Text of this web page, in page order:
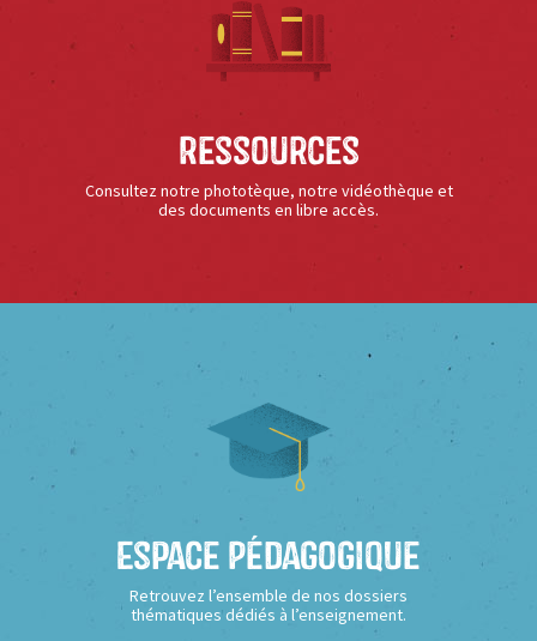
Ressources
Consultez notre phototèque, notre vidéothèque et
des documents en libre accès.
Espace Pédagogique
Retrouvez l’ensemble de nos dossiers
thématiques dédiés à l’enseignement.